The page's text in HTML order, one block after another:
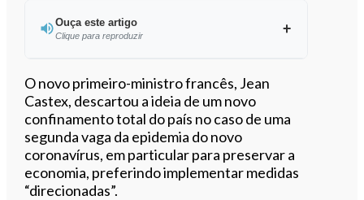
Ouça este artigo
Clique para reproduzir
Ouvir este artigo
O novo primeiro-ministro francês, Jean
Castex, descartou a ideia de um novo
confinamento total do país no caso de uma
segunda vaga da epidemia do novo
coronavírus, em particular para preservar a
economia, preferindo implementar medidas
“direcionadas”.